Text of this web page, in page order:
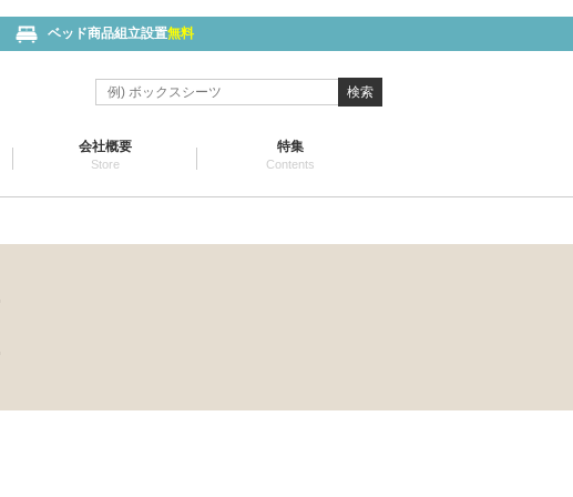
ベッド商品組立設置無料
検索
会社概要
Store
特集
Contents